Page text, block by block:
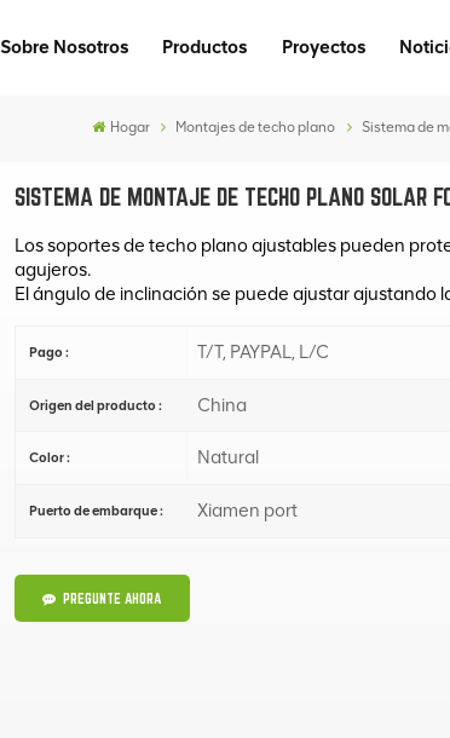
Sobre Nosotros Productos Proyectos
Hogar Montajes de techo plano Sistema de
SISTEMA DE MONTAJE DE TECHO PLANO SOLAR
Los soportes de techo plano ajustables pueden
agujeros.
El ángulo de inclinación se puede ajustar ajustando
Pago : T/T, PAYPAL, L/C
Origen del producto : China
Color : Natural
Puerto de embarque : Xiamen port
PREGUNTE AHORA